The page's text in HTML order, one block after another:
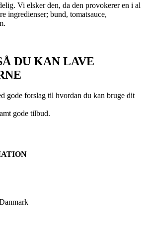
Vi elsker den, da den provokerer en i al
ingredienser; bund, tomatsauce,
DU KAN LAVE
gode forslag til hvordan du kan bruge dit
gode tilbud.